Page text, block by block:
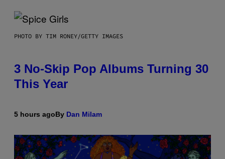
PHOTO BY TIM RONEY/GETTY IMAGES
3 No-Skip Pop Albums Turning 30
This Year
5 hours agoBy Dan Milam